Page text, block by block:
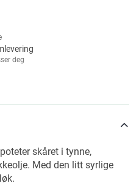
deg
skåret i tynne,
Med den litt syrlige